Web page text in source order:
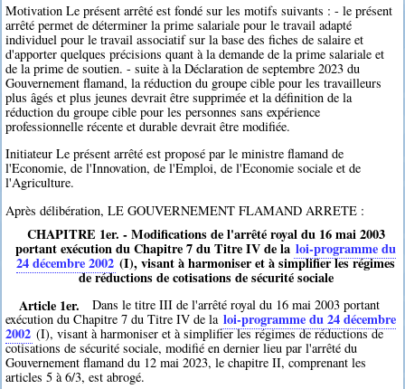
Motivation Le présent arrêté est fondé sur les motifs suivants : - le présent
arrêté permet de déterminer la prime salariale pour le travail adapté
individuel pour le travail associatif sur la base des fiches de salaire et
d'apporter quelques précisions quant à la demande de la prime salariale et
de la prime de soutien. - suite à la Déclaration de septembre 2023 du
Gouvernement flamand, la réduction du groupe cible pour les travailleurs
plus âgés et plus jeunes devrait être supprimée et la définition de la
réduction du groupe cible pour les personnes sans expérience
professionnelle récente et durable devrait être modifiée.
Initiateur Le présent arrêté est proposé par le ministre flamand de
l'Economie, de l'Innovation, de l'Emploi, de l'Economie sociale et de
l'Agriculture.
Après délibération, LE GOUVERNEMENT FLAMAND ARRETE :
CHAPITRE 1er. - Modifications de l'arrêté royal du 16 mai 2003
portant exécution du Chapitre 7 du Titre IV de la loi-programme du
24 décembre 2002 (I), visant à harmoniser et à simplifier les régimes
de réductions de cotisations de sécurité sociale
Article 1er.
Dans le titre III de l'arrêté royal du 16 mai 2003 portant
exécution du Chapitre 7 du Titre IV de la loi-programme du 24 décembre
2002 (I), visant à harmoniser et à simplifier les régimes de réductions de
cotisations de sécurité sociale, modifié en dernier lieu par l'arrêté du
Gouvernement flamand du 12 mai 2023, le chapitre II, comprenant les
articles 5 à 6/3, est abrogé.